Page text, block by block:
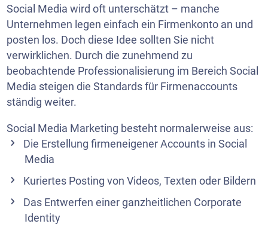
Social Media wird oft unterschätzt – manche
Unternehmen legen einfach ein Firmenkonto an und
posten los. Doch diese Idee sollten Sie nicht
verwirklichen. Durch die zunehmend zu
beobachtende Professionalisierung im Bereich Social
Media steigen die Standards für Firmenaccounts
ständig weiter.
Social Media Marketing besteht normalerweise aus:
Die Erstellung firmeneigener Accounts in Social
Media
Kuriertes Posting von Videos, Texten oder Bildern
Das Entwerfen einer ganzheitlichen Corporate
Identity